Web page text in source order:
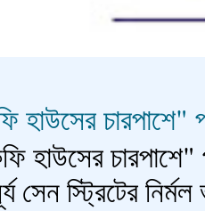
হাউসের
হাউসের
সেন স্ট্রিটের